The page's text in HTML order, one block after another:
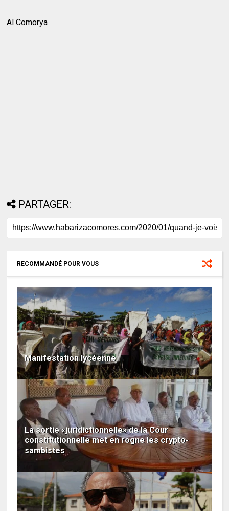
Al Comorya
PARTAGER:
RECOMMANDÉ POUR VOUS
Manifestation lycéenne
La sortie «juridictionnelle» de la Cour
constitutionnelle met en rogne les crypto-
sambistes